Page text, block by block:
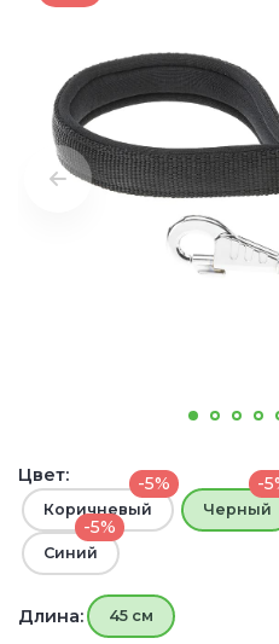
Цвет: -5%
Коричневый
-
Черный
-5%
Синий
Длина: 45 см